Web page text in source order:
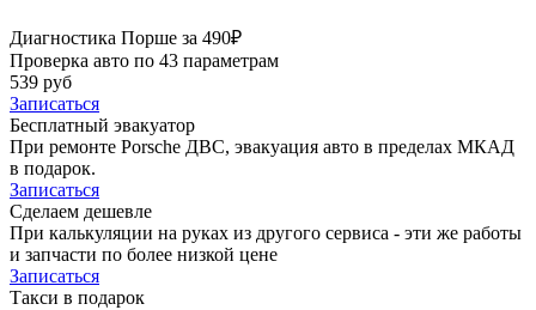
Диагностика Порше за 490₽
Проверка авто по 43 параметрам
539 руб
Записаться
Бесплатный эвакуатор
При ремонте Porsche ДВС, эвакуация авто в пределах МКАД
в подарок.
Записаться
Сделаем дешевле
При калькуляции на руках из другого сервиса - эти же работы
и запчасти по более низкой цене
Записаться
Такси в подарок